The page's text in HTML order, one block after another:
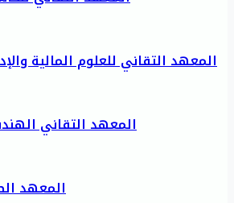
المعهد التقاني للعلوم المالية
المعهد التقاني
المعهد